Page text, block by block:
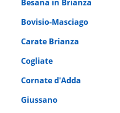
Besana in Brianza
Bovisio-Masciago
Carate Brianza
Cogliate
Cornate d'Adda
Giussano